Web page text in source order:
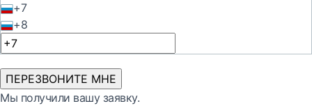
+7
+8
ПЕРЕЗВОНИТЕ МНЕ
Мы получили вашу заявку.